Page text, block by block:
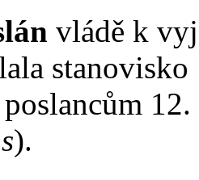
vládě k
poslancům
).